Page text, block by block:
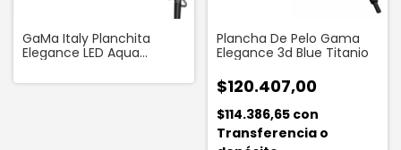
GaMa Italy Planchita
Elegance LED Aqua
Plancha De Pelo Gama
Elegance 3d Blue Titanio
$120.407,00
$114.386,65 con
Transferencia o